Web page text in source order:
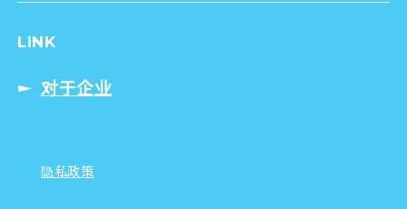
LINK
对于企业
隐私政策